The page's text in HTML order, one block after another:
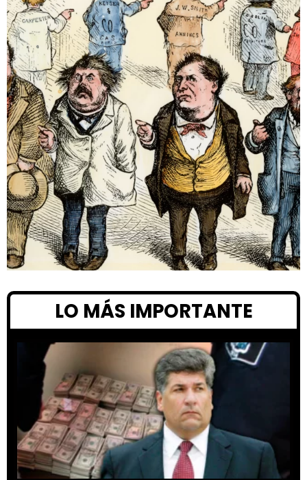
LO MÁS IMPORTANTE